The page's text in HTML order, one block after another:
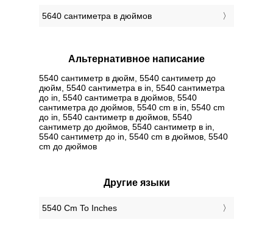
5640 сантиметра в дюймов
Альтернативное написание
5540 сантиметр в дюйм, 5540 сантиметр до
дюйм, 5540 сантиметра в in, 5540 сантиметра
до in, 5540 сантиметра в дюймов, 5540
сантиметра до дюймов, 5540 cm в in, 5540 cm
до in, 5540 сантиметр в дюймов, 5540
сантиметр до дюймов, 5540 сантиметр в in,
5540 сантиметр до in, 5540 cm в дюймов, 5540
cm до дюймов
Другие языки
‎5540 Cm To Inches